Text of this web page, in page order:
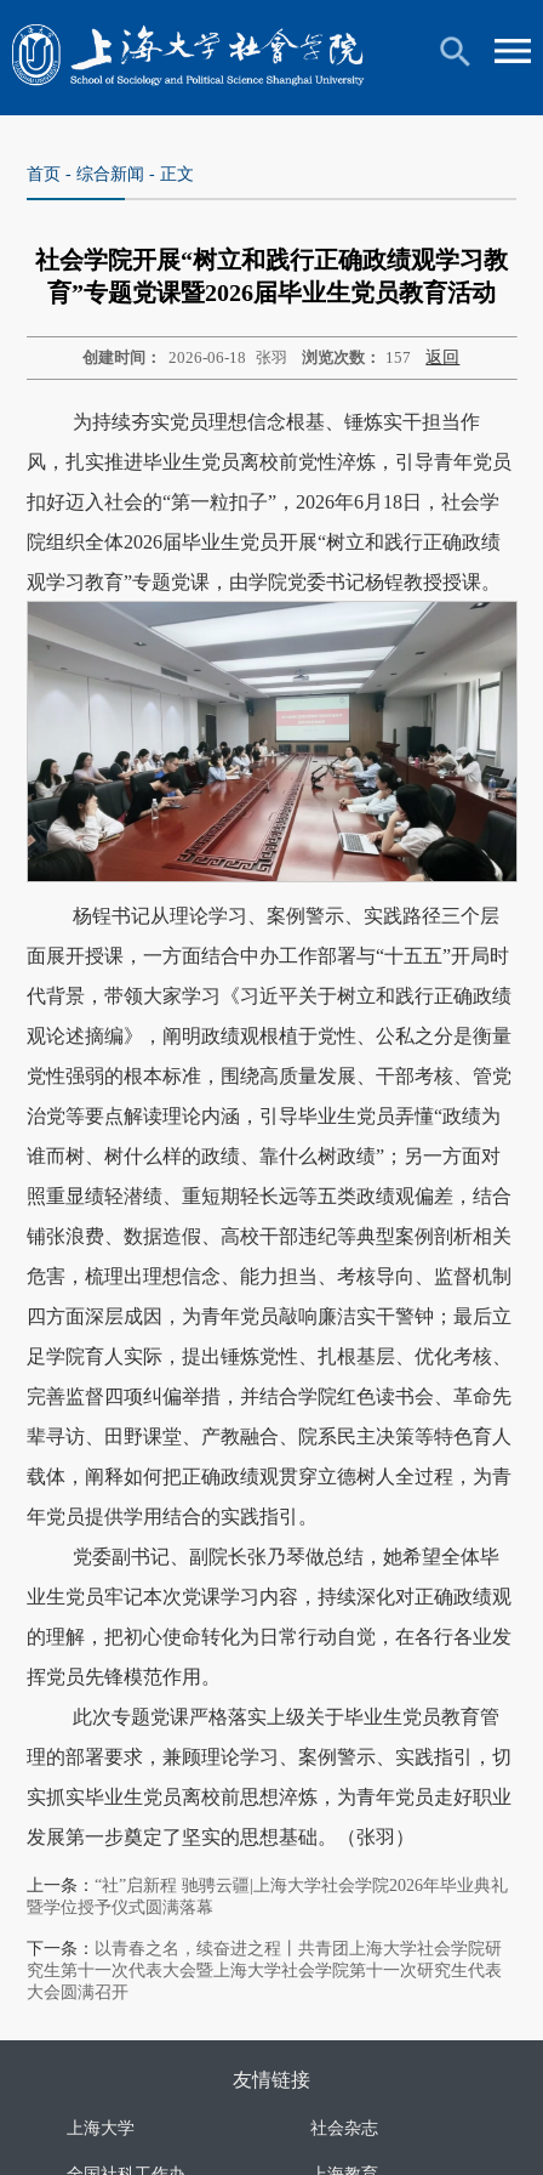
首页 -综合新闻 - 正文
社会学院开展“树立和践行正确政绩观学习教
育”专题党课暨2026届毕业生党员教育活动
创建时间：2026-06-18 张羽 浏览次数： 157 返回
为持续夯实党员理想信念根基、锤炼实干担当作
风，扎实推进毕业生党员离校前党性淬炼，引导青年党员
扣好迈入社会的“第一粒扣子”，2026年6月18日，社会学
院组织全体2026届毕业生党员开展“树立和践行正确政绩
观学习教育”专题党课，由学院党委书记杨锃教授授课。
杨锃书记从理论学习、案例警示、实践路径三个层
面展开授课，一方面结合中办工作部署与“十五五”开局时
代背景，带领大家学习《习近平关于树立和践行正确政绩
观论述摘编》，阐明政绩观根植于党性、公私之分是衡量
党性强弱的根本标准，围绕高质量发展、干部考核、管党
治党等要点解读理论内涵，引导毕业生党员弄懂“政绩为
谁而树、树什么样的政绩、靠什么树政绩”；另一方面对
照重显绩轻潜绩、重短期轻长远等五类政绩观偏差，结合
铺张浪费、数据造假、高校干部违纪等典型案例剖析相关
危害，梳理出理想信念、能力担当、考核导向、监督机制
四方面深层成因，为青年党员敲响廉洁实干警钟；最后立
足学院育人实际，提出锤炼党性、扎根基层、优化考核、
完善监督四项纠偏举措，并结合学院红色读书会、革命先
辈寻访、田野课堂、产教融合、院系民主决策等特色育人
载体，阐释如何把正确政绩观贯穿立德树人全过程，为青
年党员提供学用结合的实践指引。
党委副书记、副院长张乃琴做总结，她希望全体毕
业生党员牢记本次党课学习内容，持续深化对正确政绩观
的理解，把初心使命转化为日常行动自觉，在各行各业发
挥党员先锋模范作用。
此次专题党课严格落实上级关于毕业生党员教育管
理的部署要求，兼顾理论学习、案例警示、实践指引，切
实抓实毕业生党员离校前思想淬炼，为青年党员走好职业
发展第一步奠定了坚实的思想基础。（张羽）
上一条：“社”启新程 驰骋云疆|上海大学社会学院2026年毕业典礼
暨学位授予仪式圆满落幕
下一条： 以青春之名，续奋进之程丨共青团上海大学社会学院研
究生第十一次代表大会暨上海大学社会学院第十一次研究生代表
大会圆满召开
友情链接
上海大学 社会杂志